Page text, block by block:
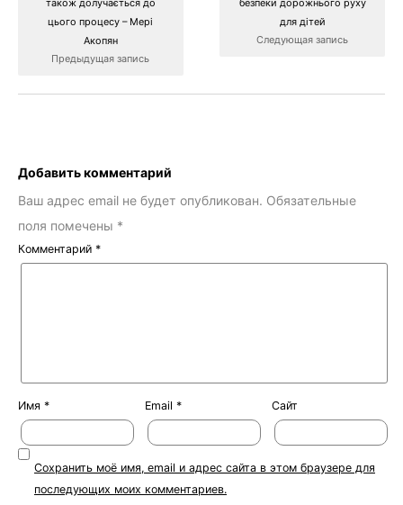
цього процесу – Мері
Акопян
Предыдущая запись
для дітей
Следующая запись
Добавить комментарий
Ваш адрес email не будет опубликован. Обязательные
поля помечены *
Комментарий *
Имя * Email * Сайт
Сохранить моё имя, email и адрес сайта в этом браузере для
последующих моих комментариев.